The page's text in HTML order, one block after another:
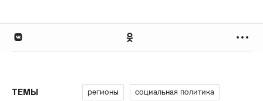
ТЕМЫ регионы социальная политика